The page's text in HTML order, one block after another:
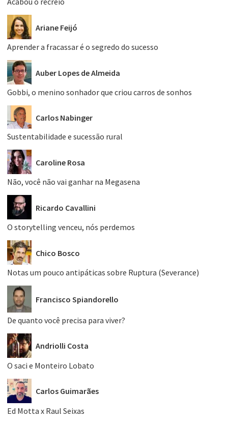
Ariane Feijó
Aprender a fracassar é o segredo do sucesso
Auber Lopes de Almeida
Gobbi, o menino sonhador que criou carros de sonhos
Carlos Nabinger
Sustentabilidade e sucessão rural
Caroline Rosa
Não, você não vai ganhar na Megasena
Ricardo Cavallini
O storytelling venceu, nós perdemos
Chico Bosco
Notas um pouco antipáticas sobre Ruptura (Severance)
Francisco Spiandorello
De quanto você precisa para viver?
Andriolli Costa
O saci e Monteiro Lobato
Carlos Guimarães
Ed Motta x Raul Seixas